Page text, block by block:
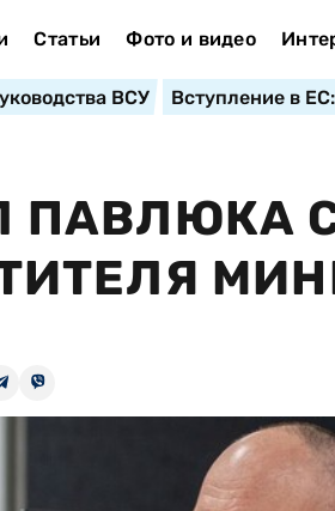
Статьи Фото и видео
ВСУ Вступление в
ПАВЛЮКА